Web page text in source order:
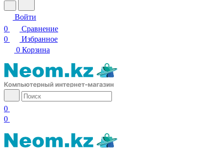
Войти
0
Сравнение
0
Избранное
0 Корзина
0
0